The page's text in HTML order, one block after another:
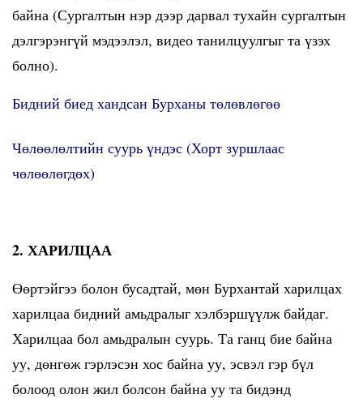
байна (Сургалтын нэр дээр дарвал тухайн сургалтын
дэлгэрэнгүй мэдээлэл, видео танилцуулгыг та үзэх
болно).
Бидний биед хандсан Бурханы төлөвлөгөө
Чөлөөлөлтийн суурь үндэс (Хорт зуршлаас
чөлөөлөгдөх)
2. ХАРИЛЦАА
Өөртэйгээ болон бусадтай, мөн Бурхантай харилцах
харилцаа бидний амьдралыг хэлбэршүүлж байдаг.
Харилцаа бол амьдралын суурь. Та ганц бие байна
уу, дөнгөж гэрлэсэн хос байна уу, эсвэл гэр бүл
болоод олон жил болсон байна уу та бидэнд